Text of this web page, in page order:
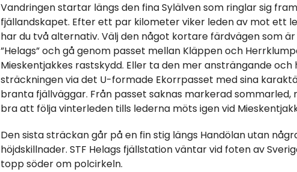
Vandringen startar längs den fina Sylälven som ringlar sig
fjällandskapet. Efter ett par kilometer viker leden av mot ett
har du två alternativ. Välj den något kortare färdvägen som
”Helags” och gå genom passet mellan Kläppen och
Mieskentjakkes rastskydd. Eller ta den mer ansträngande och
sträckningen via det U-formade Ekorrpasset med sina
branta fjällväggar. Från passet saknas markerad sommarled,
bra att följa vinterleden tills lederna möts igen vid
Den sista sträckan går på en fin stig längs Handölan utan
höjdskillnader. STF Helags fjällstation väntar vid foten av
topp söder om polcirkeln.